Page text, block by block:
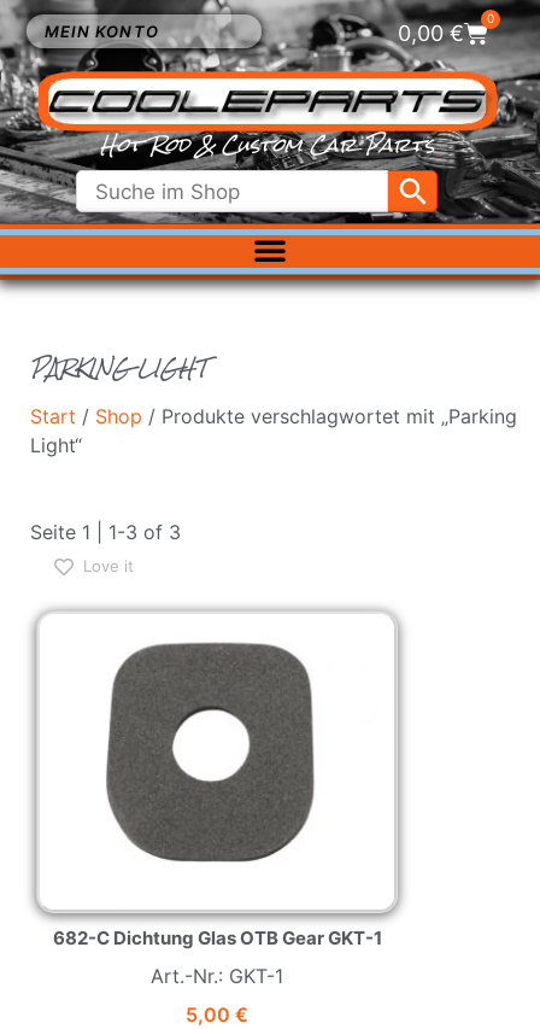
MEIN KONTO 0,00€
0
Hot Rod & Custom Car Parts
ELEKTRIK
KÜHLUNG
PARKING LIGHT
Start / Shop / Produkte verschlagwortet mit „Parking
Light“
Seite 1 | 1-3 of 3
Love it
682-C Dichtung Glas OTB Gear GKT-1
Art.-Nr.: GKT-1
5,00 €